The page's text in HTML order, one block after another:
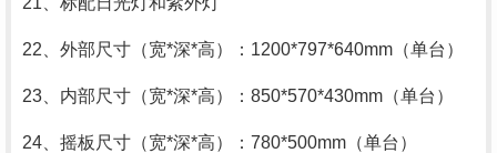
22、外部尺寸（宽*深*高）：1200*797*640mm（单台）
23、内部尺寸（宽*深*高）：850*570*430mm（单台）
24、摇板尺寸（宽*深*高）：780*500mm（单台）